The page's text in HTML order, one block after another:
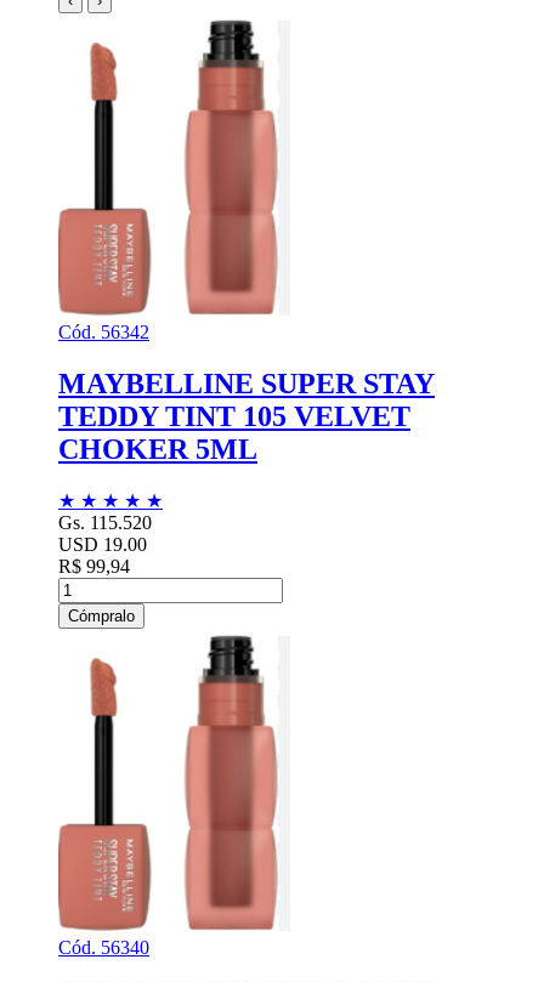
Cód. 56342
MAYBELLINE SUPER STAY
TEDDY TINT 105 VELVET
CHOKER 5ML
★ ★ ★ ★ ★
Gs. 115.520
USD 19.00
R$ 99,94
Cómpralo
Cód. 56340